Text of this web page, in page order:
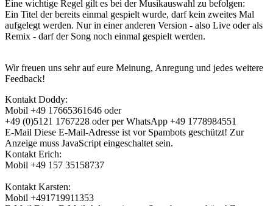
Eine wichtige Regel gilt es bei der Musikauswahl zu befolgen:
Ein Titel der bereits einmal gespielt wurde, darf kein zweites Mal
aufgelegt werden. Nur in einer anderen Version - also Live oder als
Remix - darf der Song noch einmal gespielt werden.
Wir freuen uns sehr auf eure Meinung, Anregung und jedes weitere
Feedback!
Kontakt Doddy:
Mobil +49 17665361646 oder
+49 (0)5121 1767228 oder per WhatsApp +49 1778984551
E-Mail Diese E-Mail-Adresse ist vor Spambots geschützt! Zur
Anzeige muss JavaScript eingeschaltet sein.
Kontakt Erich:
Mobil +49 157 35158737
Kontakt Karsten:
Mobil +491719911353